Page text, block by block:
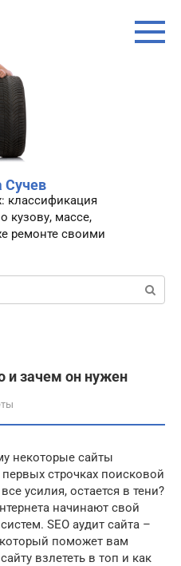
Сучев
классификация
кузову, массе,
ремонте своими
и зачем он нужен
некоторые сайты
строчках поисковой
усилия, остается в тени?
начинают свой
SEO аудит сайта –
который поможет вам
взлететь в топ и как